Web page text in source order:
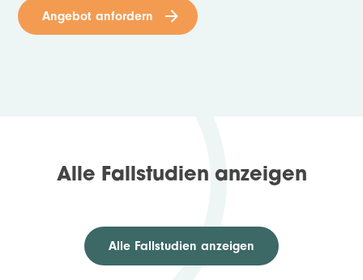
Angebot anfordern
Alle Fallstudien anzeigen
Alle Fallstudien anzeigen